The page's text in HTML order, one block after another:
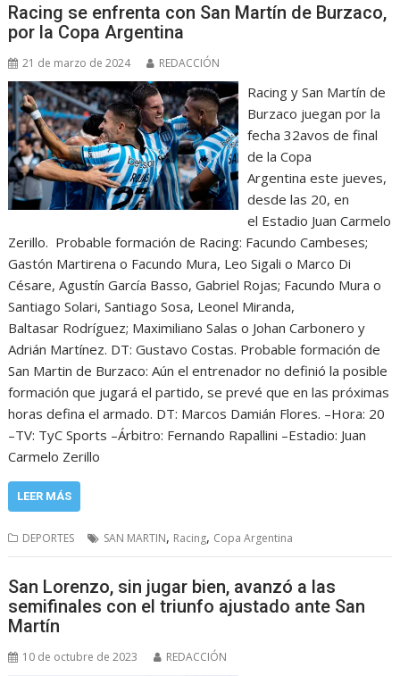
Racing se enfrenta con San Martín de Burzaco,
por la Copa Argentina
21 de marzo de 2024 REDACCIÓN
Racing y San Martín de
Burzaco juegan por la
fecha 32avos de final
de la Copa
Argentina este jueves,
desde las 20, en
el Estadio Juan Carmelo
Zerillo. Probable formación de Racing: Facundo Cambeses;
Gastón Martirena o Facundo Mura, Leo Sigali o Marco Di
Césare, Agustín García Basso, Gabriel Rojas; Facundo Mura o
Santiago Solari, Santiago Sosa, Leonel Miranda,
Baltasar Rodríguez; Maximiliano Salas o Johan Carbonero y
Adrián Martínez. DT: Gustavo Costas. Probable formación de
San Martin de Burzaco: Aún el entrenador no definió la posible
formación que jugará el partido, se prevé que en las próximas
horas defina el armado. DT: Marcos Damián Flores. –Hora: 20
–TV: TyC Sports –Árbitro: Fernando Rapallini –Estadio: Juan
Carmelo Zerillo
LEER MÁS
DEPORTES SAN MARTIN, Racing, Copa Argentina
San Lorenzo, sin jugar bien, avanzó a las
semifinales con el triunfo ajustado ante San
Martín
10 de octubre de 2023 REDACCIÓN